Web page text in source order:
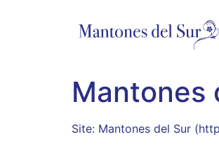
Mantones
Site: Mantones del Sur